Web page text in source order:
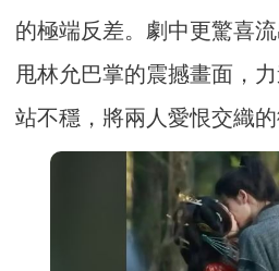
的極端反差。劇中更驚喜
甩林允巴掌的震撼畫面，
站不穩，將兩人愛恨交織的